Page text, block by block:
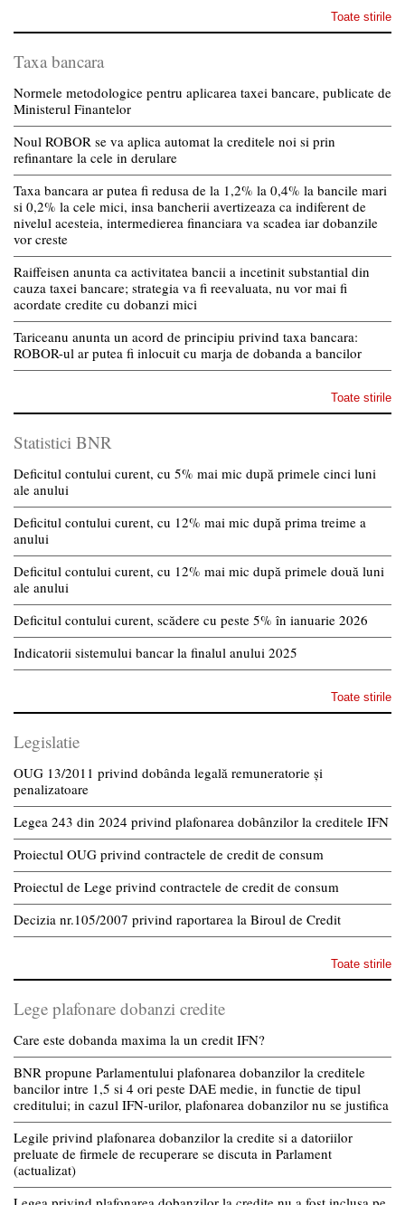
Toate stirile
Taxa bancara
Normele metodologice pentru aplicarea taxei bancare, publicate de
Ministerul Finantelor
Noul ROBOR se va aplica automat la creditele noi si prin
refinantare la cele in derulare
Taxa bancara ar putea fi redusa de la 1,2% la 0,4% la bancile mari
si 0,2% la cele mici, insa bancherii avertizeaza ca indiferent de
nivelul acesteia, intermedierea financiara va scadea iar dobanzile
vor creste
Raiffeisen anunta ca activitatea bancii a incetinit substantial din
cauza taxei bancare; strategia va fi reevaluata, nu vor mai fi
acordate credite cu dobanzi mici
Tariceanu anunta un acord de principiu privind taxa bancara:
ROBOR-ul ar putea fi inlocuit cu marja de dobanda a bancilor
Toate stirile
Statistici BNR
Deficitul contului curent, cu 5% mai mic după primele cinci luni
ale anului
Deficitul contului curent, cu 12% mai mic după prima treime a
anului
Deficitul contului curent, cu 12% mai mic după primele două luni
ale anului
Deficitul contului curent, scădere cu peste 5% în ianuarie 2026
Indicatorii sistemului bancar la finalul anului 2025
Toate stirile
Legislatie
OUG 13/2011 privind dobânda legală remuneratorie și
penalizatoare
Legea 243 din 2024 privind plafonarea dobânzilor la creditele IFN
Proiectul OUG privind contractele de credit de consum
Proiectul de Lege privind contractele de credit de consum
Decizia nr.105/2007 privind raportarea la Biroul de Credit
Toate stirile
Lege plafonare dobanzi credite
Care este dobanda maxima la un credit IFN?
BNR propune Parlamentului plafonarea dobanzilor la creditele
bancilor intre 1,5 si 4 ori peste DAE medie, in functie de tipul
creditului; in cazul IFN-urilor, plafonarea dobanzilor nu se justifica
Legile privind plafonarea dobanzilor la credite si a datoriilor
preluate de firmele de recuperare se discuta in Parlament
(actualizat)